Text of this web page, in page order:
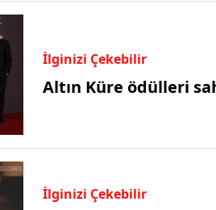
İlginizi Çekebilir
Altın Küre ödülleri
İlginizi Çekebilir